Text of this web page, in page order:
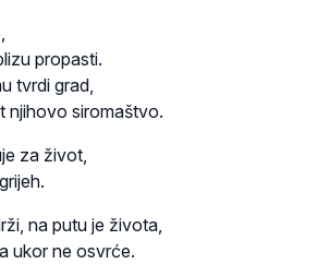
propasti.
tvrdi grad,
njihovo siromaštvo.
za život,
na putu je života,
ukor ne osvrće.